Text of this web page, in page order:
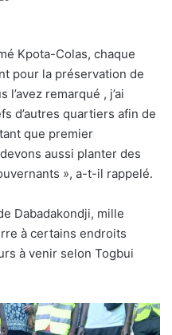
Kpota-Colas, chaque
pour la préservation de
l’avez remarqué , j’ai
d’autres quartiers afin de
que premier
aussi planter des
», a-t-il rappelé.
Dabadakondji, mille
à certains endroits
à venir selon Togbui